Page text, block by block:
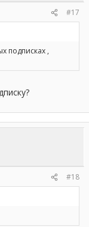
#17
подписках ,
#18